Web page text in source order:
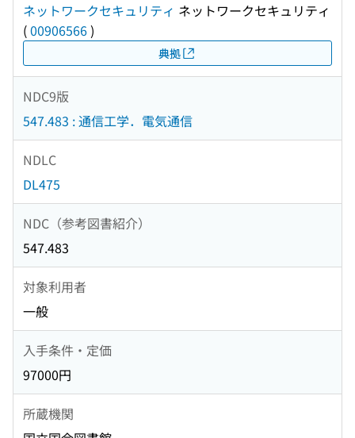
ネットワークセキュリティ ネットワークセキュリティ
(00906566)
典拠
NDC9版
547.483 : 通信工学．電気通信
NDLC
DL475
NDC（参考図書紹介）
547.483
対象利用者
一般
入手条件・定価
97000円
所蔵機関